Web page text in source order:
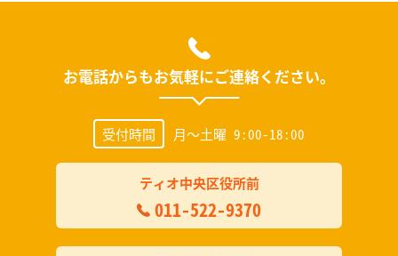
お電話からもお気軽にご連絡ください。
受付時間 月～土曜 9:00-18:00
ティオ中央区役所前
011-522-9370